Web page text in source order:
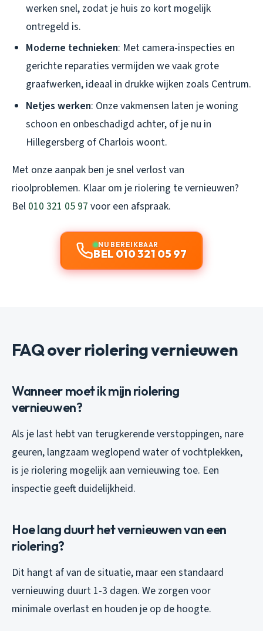
werken snel, zodat je huis zo kort mogelijk
ontregeld is.
Moderne technieken: Met camera-inspecties en
gerichte reparaties vermijden we vaak grote
graafwerken, ideaal in drukke wijken zoals Centrum.
Netjes werken: Onze vakmensen laten je woning
schoon en onbeschadigd achter, of je nu in
Hillegersberg of Charlois woont.
Met onze aanpak ben je snel verlost van
rioolproblemen. Klaar om je riolering te vernieuwen?
Bel 010 321 05 97 voor een afspraak.
NU BEREIKBAAR
BEL 010 321 05 97
FAQ over riolering vernieuwen
Wanneer moet ik mijn riolering
vernieuwen?
Als je last hebt van terugkerende verstoppingen, nare
geuren, langzaam weglopend water of vochtplekken,
is je riolering mogelijk aan vernieuwing toe. Een
inspectie geeft duidelijkheid.
Hoe lang duurt het vernieuwen van een
riolering?
Dit hangt af van de situatie, maar een standaard
vernieuwing duurt 1-3 dagen. We zorgen voor
minimale overlast en houden je op de hoogte.